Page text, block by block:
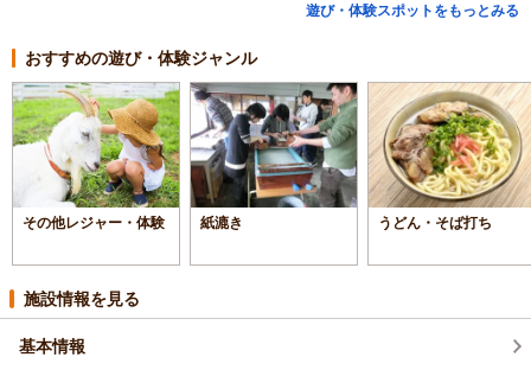
遊び・体験スポットをもっとみる
おすすめの遊び・体験ジャンル
その他レジャー・体験 紙漉き うどん・そば打ち
施設情報を見る
基本情報